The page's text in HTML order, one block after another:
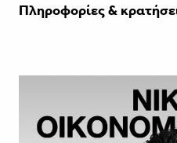
Πληροφορίες &